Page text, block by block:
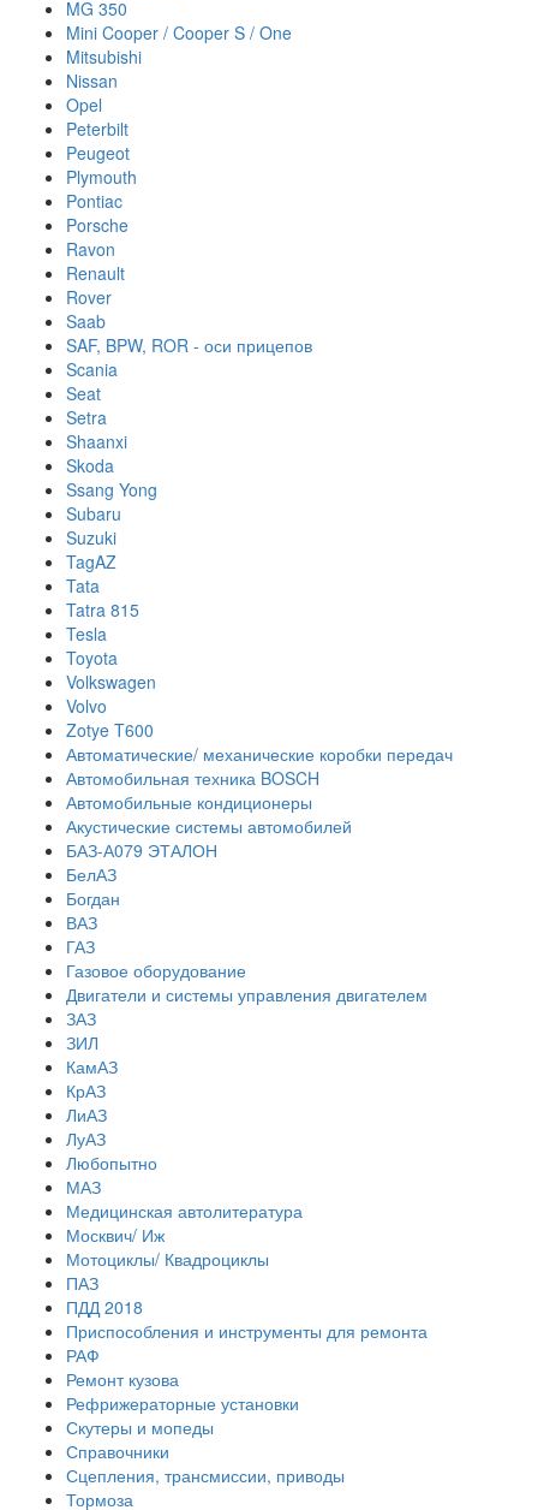
MG 350
Mini Cooper / Cooper S / One
Mitsubishi
Nissan
Opel
Peterbilt
Peugeot
Plymouth
Pontiac
Porsche
Ravon
Renault
Rover
Saab
SAF, BPW, ROR - оси прицепов
Scania
Seat
Setra
Shaanxi
Skoda
Ssang Yong
Subaru
Suzuki
TagAZ
Tata
Tatra 815
Tesla
Toyota
Volkswagen
Volvo
Zotye T600
Автоматические/ механические коробки передач
Автомобильная техника BOSCH
Автомобильные кондиционеры
Акустические системы автомобилей
БАЗ-А079 ЭТАЛОН
БелАЗ
Богдан
ВАЗ
ГАЗ
Газовое оборудование
Двигатели и системы управления двигателем
ЗАЗ
ЗИЛ
КамАЗ
КрАЗ
ЛиАЗ
ЛуАЗ
Любопытно
МАЗ
Медицинская автолитература
Москвич/ Иж
Мотоциклы/ Квадроциклы
ПАЗ
ПДД 2018
Приспособления и инструменты для ремонта
РАФ
Ремонт кузова
Рефрижераторные установки
Скутеры и мопеды
Справочники
Сцепления, трансмиссии, приводы
Тормоза